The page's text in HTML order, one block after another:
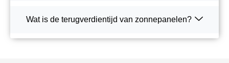
Wat is de terugverdientijd van zonnepanelen?